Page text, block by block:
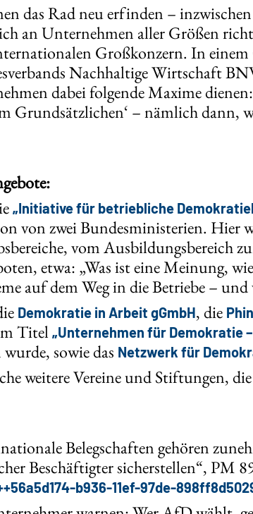
das Rad neu erfinden –
an Unternehmen aller Größen
Großkonzern. In
Nachhaltige Wirtschaft
dabei folgende Maxime
Grundsätzlichen‘ – nämlich dann,
„Initiative für betriebliche
von zwei Bundesministerien. Hier
vom Ausbildungsbereich
etwa: „Was ist eine Meinung,
auf dem Weg in die Betriebe –
Demokratie in Arbeit gGmbH, die
Titel „Unternehmen für Demokratie
sowie das Netzwerk für
weitere Vereine und Stiftungen,
Belegschaften gehören
Beschäftigter sicherstellen“, PM
b936-11ef-97de-